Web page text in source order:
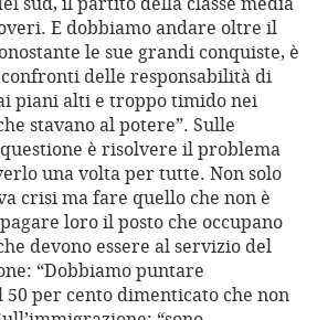
E dobbiamo andare oltre il
le sue grandi conquiste, è
delle responsabilità di
piani alti e troppo timido nei
stavano al potere”. Sulle
è risolvere il problema
una volta per tutte. Non solo
crisi ma fare quello che non è
loro il posto che occupano
devono essere al servizio del
“Dobbiamo puntare
50 per cento dimenticato che non